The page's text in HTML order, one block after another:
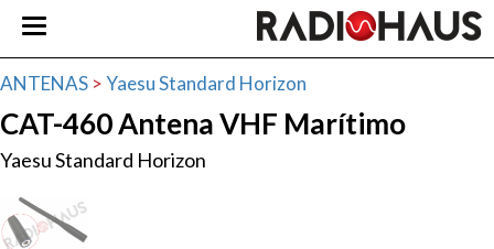
ANTENAS >Yaesu Standard Horizon
CAT-460 Antena VHF Marítimo
Yaesu Standard Horizon